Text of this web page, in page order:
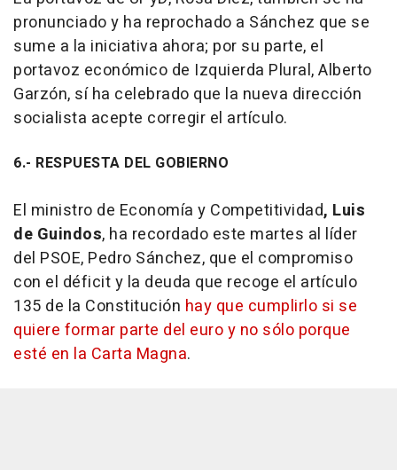
pronunciado y ha reprochado a Sánchez que se
sume a la iniciativa ahora; por su parte, el
portavoz económico de Izquierda Plural, Alberto
Garzón, sí ha celebrado que la nueva dirección
socialista acepte corregir el artículo.
6.- RESPUESTA DEL GOBIERNO
El ministro de Economía y Competitividad, Luis
de Guindos, ha recordado este martes al líder
del PSOE, Pedro Sánchez, que el compromiso
con el déficit y la deuda que recoge el artículo
135 de la Constitución hay que cumplirlo si se
quiere formar parte del euro y no sólo porque
esté en la Carta Magna.